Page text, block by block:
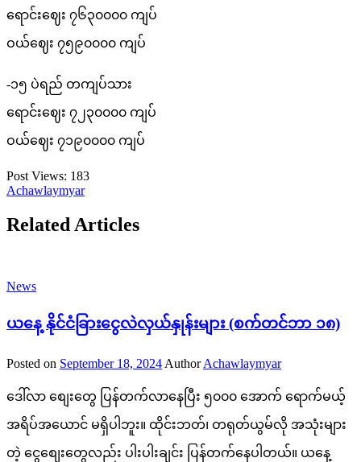
ရောင်းဈေး ၇၆၃၀၀၀၀ ကျပ်
ဝယ်ဈေး ၇၅၉၀၀၀၀ ကျပ်
-၁၅ ပဲရည် တကျပ်သား
ရောင်းဈေး ၇၂၃၀၀၀၀ ကျပ်
ဝယ်ဈေး ၇၁၉၀၀၀၀ ကျပ်
Post Views: 183
Achawlaymyar
Related Articles
News
ယနေ့ နိုင်ငံခြားငွေလဲလှယ်နှုန်းများ (စက်တင်ဘာ ၁၈)
Posted on September 18, 2024 Author Achawlaymyar
ဒေါ်လာ စျေးတွေ ပြန်တက်လာနေပြီး ၅၀၀၀ အောက် ရောက်မယ့်
အရိပ်အယောင် မရှိပါဘူး။ ထိုင်းဘတ်၊ တရုတ်ယွမ်လို အသုံးများ
တဲ့ ငွေစျေးတွေလည်း ပါးပါးချင်း ပြန်တက်နေပါတယ်။ ယနေ့